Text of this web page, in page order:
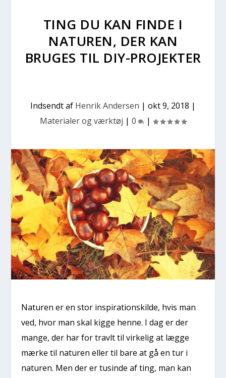
TING DU KAN FINDE I
NATUREN, DER KAN
BRUGES TIL DIY-PROJEKTER
Indsendt af Henrik Andersen | okt 9, 2018 |
Materialer og værktøj | 0 |
Naturen er en stor inspirationskilde, hvis man
ved, hvor man skal kigge henne. I dag er der
mange, der har for travlt til virkelig at lægge
mærke til naturen eller til bare at gå en tur i
naturen. Men der er tusinde af ting, man kan